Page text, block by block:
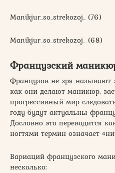
Manikjur_so_strekozoj_ (76)
Manikjur_so_strekozoj_ (68)
Французский
Французов не зря называют
как они делают маникюр,
прогрессивный мир
году будут актуальны
Дословно это переводится
ногтями термин означает
Вариаций французского
несколько: